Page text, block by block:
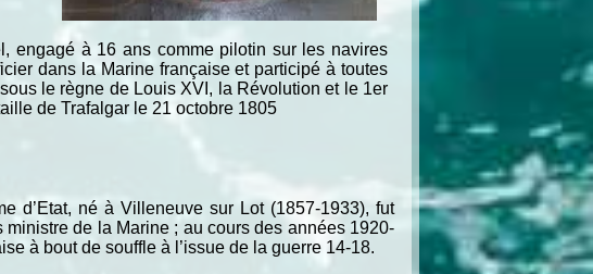
engagé à 16 ans comme pilotin sur les navires
dans la Marine française et participé à toutes
le règne de Louis XVI, la Révolution et le 1er
de Trafalgar le 21 octobre 1805
d’Etat, né à Villeneuve sur Lot (1857-1933), fut
de la Marine ; au cours des années 1920-
à bout de souffle à l’issue de la guerre 14-18.